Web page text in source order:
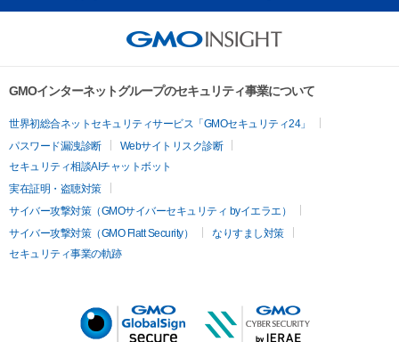
GMOインターネットグループのセキュリティ事業について
世界初総合ネットセキュリティサービス「GMOセキュリティ24」
パスワード漏洩診断
Webサイトリスク診断
セキュリティ相談AIチャットボット
実在証明・盗聴対策
サイバー攻撃対策（GMOサイバーセキュリティ byイエラエ）
サイバー攻撃対策（GMO Flatt Security）
なりすまし対策
セキュリティ事業の軌跡